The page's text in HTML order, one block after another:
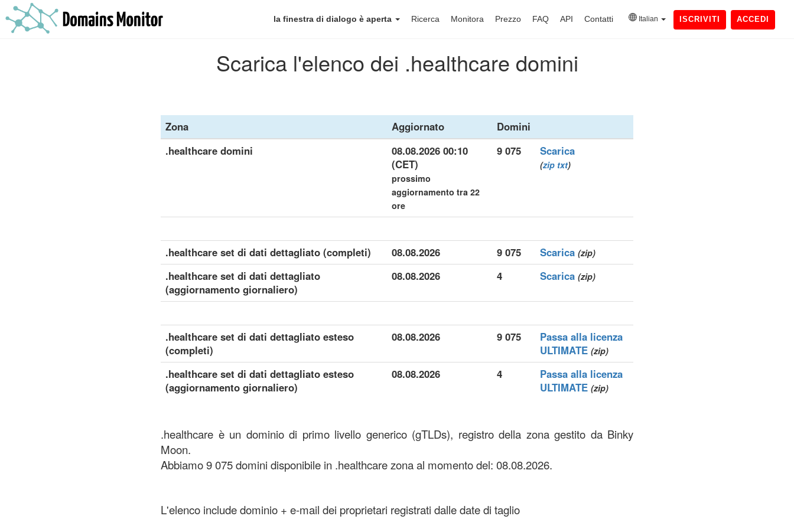
la finestra di dialogo è aperta Ricerca Monitora Prezzo FAQ API Contatti Italian ISCRIVITI ACCEDI
Scarica l'elenco dei .healthcare domini
Zona Aggiornato
Domini
.healthcare domini
08.08.2026 00:10
(CET)
prossimo
aggiornamento tra 22
ore
9 075 Scarica
(zip txt)
.healthcare set di dati dettagliato (completi) 08.08.2026 9 075 Scarica (zip)
.healthcare set di dati dettagliato
(aggiornamento giornaliero)
08.08.2026 4 Scarica (zip)
.healthcare set di dati dettagliato esteso
(completi)
08.08.2026 9 075
Passa alla licenza
ULTIMATE (zip)
.healthcare set di dati dettagliato esteso
(aggiornamento giornaliero)
08.08.2026 4
Passa alla licenza
ULTIMATE (zip)
.healthcare è un dominio di primo livello generico (gTLDs), registro della zona gestito da Binky
Moon.
Abbiamo 9 075 domini disponibile in .healthcare zona al momento del: 08.08.2026.
L'elenco include dominio + e-mail dei proprietari registrati dalle date di taglio